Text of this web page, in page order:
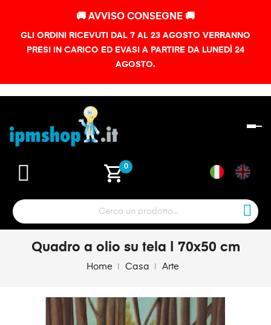
🚚 AVVISO CONSEGNE 🚚
GLI ORDINI RICEVUTI DAL 7 AL 23 AGOSTO VERRANNO
PRESI IN CARICO ED EVASI A PARTIRE DA LUNEDÌ 24
AGOSTO.
shopping_cart0
Quadro a olio su tela | 70x50 cm
Home Casa Arte